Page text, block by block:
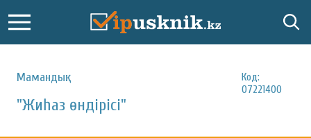
Мамандық:
Код:
07221400
"Жиһаз өндірісі"